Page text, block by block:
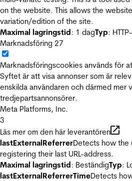
on the website. This allows the
variation/edition of the site.
Maximal lagringstid: 1 dagTyp:
Marknadsföring 27
Marknadsföringscookies används för
Syftet är att visa annonser som är
enskilda användaren och därmed mer
tredjepartsannonsörer.
Meta Platforms, Inc.
3
Läs mer om den här leverantören
lastExternalReferrerDetects how the
registering their last URL-address.
Maximal lagringstid: BeständigTyp:
lastExternalReferrerTimeDetects